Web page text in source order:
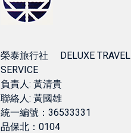
榮泰旅行社 DELUXE TRAVEL
SERVICE
負責人: 黃清貴
聯絡人: 黃國雄
統一編號：36533331
品保北：0104